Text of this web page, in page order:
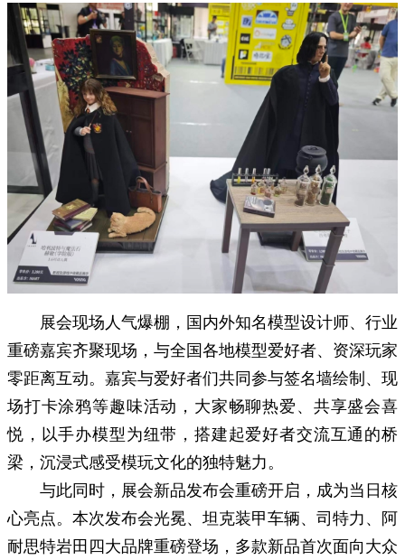
展会现场人气爆棚，国内外知名模型设计师、行业
重磅嘉宾齐聚现场，与全国各地模型爱好者、资深玩家
零距离互动。嘉宾与爱好者们共同参与签名墙绘制、现
场打卡涂鸦等趣味活动，大家畅聊热爱、共享盛会喜
悦，以手办模型为纽带，搭建起爱好者交流互通的桥
梁，沉浸式感受模玩文化的独特魅力。
与此同时，展会新品发布会重磅开启，成为当日核
心亮点。本次发布会光冕、坦克装甲车辆、司特力、阿
耐思特岩田四大品牌重磅登场，多款新品首次面向大众